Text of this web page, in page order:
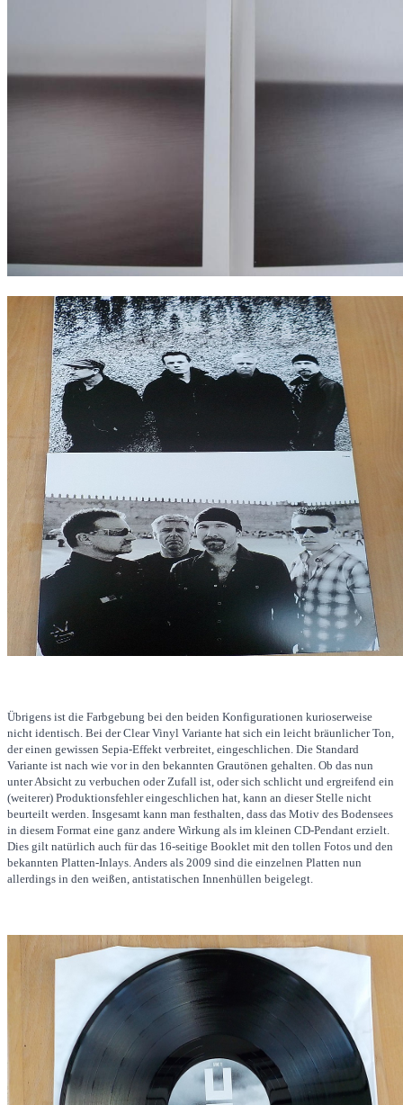
Übrigens ist die Farbgebung bei den beiden Konfigurationen kurioserweise
nicht identisch. Bei der Clear Vinyl Variante hat sich ein leicht bräunlicher Ton,
der einen gewissen Sepia-Effekt verbreitet, eingeschlichen. Die Standard
Variante ist nach wie vor in den bekannten Grautönen gehalten. Ob das nun
unter Absicht zu verbuchen oder Zufall ist, oder sich schlicht und ergreifend ein
(weiterer) Produktionsfehler eingeschlichen hat, kann an dieser Stelle nicht
beurteilt werden. Insgesamt kann man festhalten, dass das Motiv des Bodensees
in diesem Format eine ganz andere Wirkung als im kleinen CD-Pendant erzielt.
Dies gilt natürlich auch für das 16-seitige Booklet mit den tollen Fotos und den
bekannten Platten-Inlays. Anders als 2009 sind die einzelnen Platten nun
allerdings in den weißen, antistatischen Innenhüllen beigelegt.